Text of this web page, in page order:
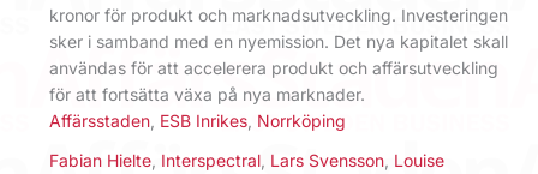
kronor för produkt och marknadsutveckling. Investeringen
sker i samband med en nyemission. Det nya kapitalet skall
användas för att accelerera produkt och affärsutveckling
för att fortsätta växa på nya marknader.
Affärsstaden ESB Inrikes Norrköping
Fabian Hielte Interspectral Lars Svensson Louise